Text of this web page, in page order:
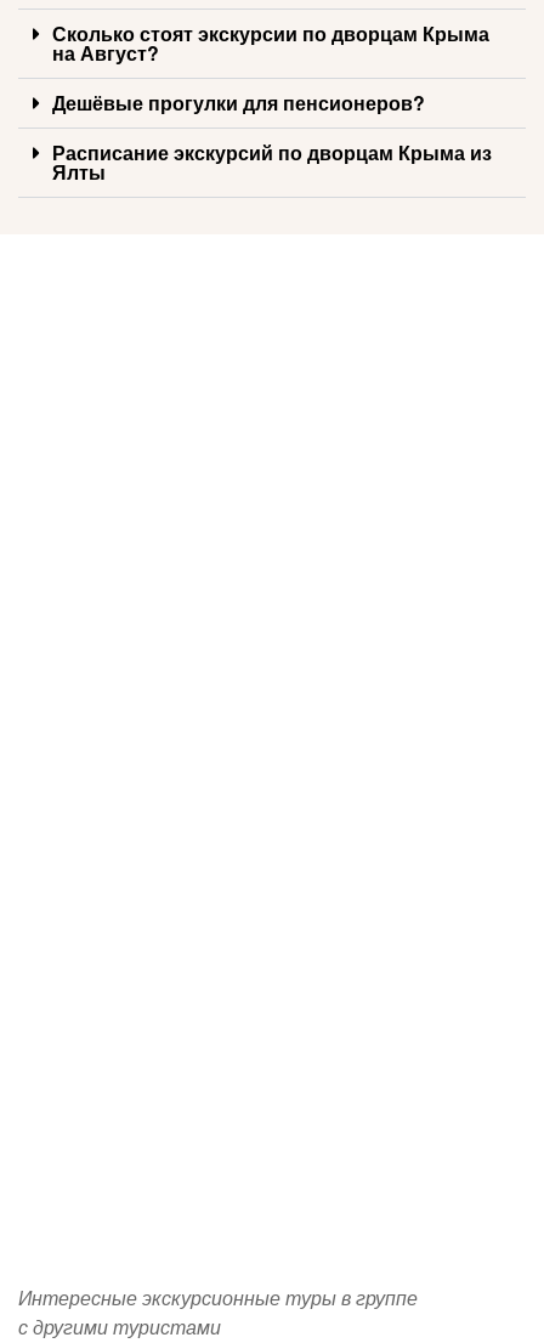
Сколько стоят экскурсии по дворцам Крыма
на Август?
Дешёвые прогулки для пенсионеров?
Расписание экскурсий по дворцам Крыма из
Ялты
Интересные экскурсионные туры в группе
с другими туристами